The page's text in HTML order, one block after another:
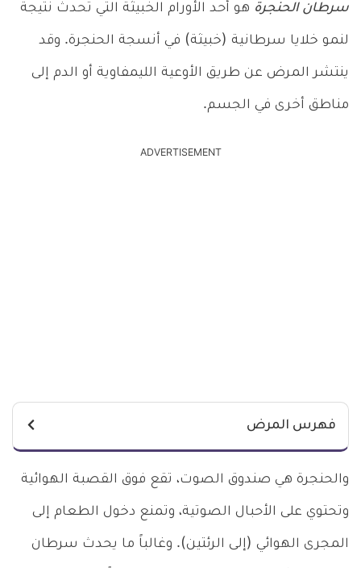
سرطان الحنجرة هو أحد الأورام الخبيثة التي تحدث نتيجة
لنمو خلايا سرطانية (خبيثة) في أنسجة الحنجرة. وقد
ينتشر المرض عن طريق الأوعية الليمفاوية أو الدم إلى
مناطق أخرى في الجسم.
ADVERTISEMENT
فهرس المرض
والحنجرة هي صندوق الصوت، تقع فوق القصبة الهوائية
وتحتوي على الأحبال الصوتية، وتمنع دخول الطعام إلى
المجرى الهوائي (إلى الرئتين). وغالباً ما يحدث سرطان